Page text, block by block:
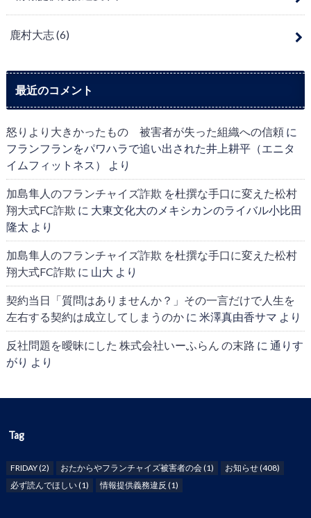
鹿村大志(6)
最近のコメント
怒りより大きかったもの 被害者が失った組織への信頼に
フランフランをパワハラで追い出された井上耕平（エニタ
イムフィットネス）
より
加島隼人のフランチャイズ詐欺 を杜撰な手口に変えた松村
翔大式FC詐欺 に 大東文化大のメキシカンのライバル小比田
隆太 より
加島隼人のフランチャイズ詐欺 を杜撰な手口に変えた松村
翔大式FC詐欺 に 山大 より
契約当日「質問はありませんか？」その一言だけで人生を
左右する契約は成立してしまうのかに 米澤真由香サマ より
反社問題を曖昧にした 株式会社いーふらん の末路 に 通りす
がり より
Tag
FRIDAY(2) おたからやフランチャイズ被害者の会(1) お知らせ(408)
必ず読んでほしい(1) 情報提供義務違反 (1)